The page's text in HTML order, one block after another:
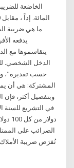
الخاضعة
المائة. إذاً ، مقابل 1000 دولار من القيمة الخاضعة للضريبة ، فإن مطحنة
ما هي ضريبة
يدفعه
يتقاسموها مع
الدخل الشخصي.
حسب تقديره"،
المشتركة: هي أن
وبتفصيل أكثر، فإن
الضرائب على
تُفرَض ضريبة